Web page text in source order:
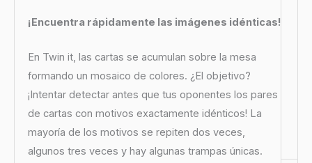
¡Encuentra rápidamente las imágenes idénticas!
En Twin it, las cartas se acumulan sobre la mesa
formando un mosaico de colores. ¿El objetivo?
¡Intentar detectar antes que tus oponentes los pares
de cartas con motivos exactamente idénticos! La
mayoría de los motivos se repiten dos veces,
algunos tres veces y hay algunas trampas únicas.